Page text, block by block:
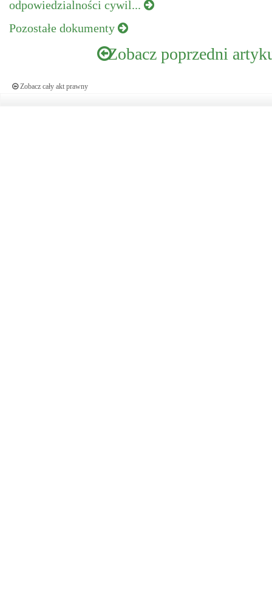
odpowiedzialności cywil...
Pozostałe dokumenty
Zobacz poprzedni
Zobacz cały akt prawny